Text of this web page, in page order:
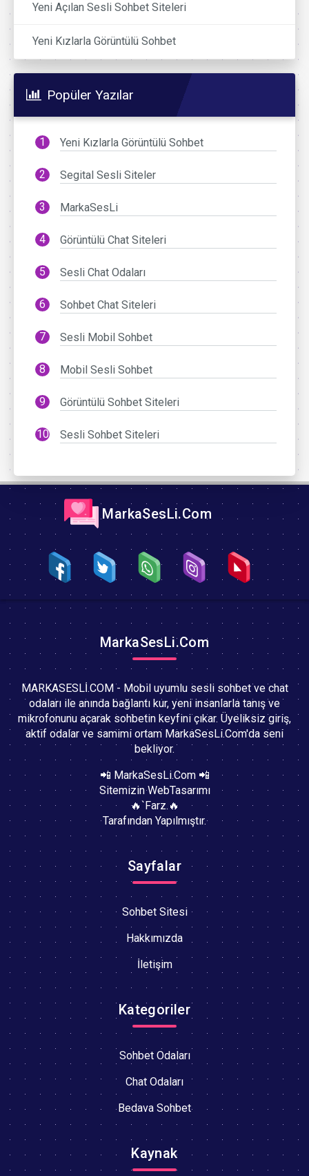
Yeni Açılan Sesli Sohbet Siteleri
Yeni Kızlarla Görüntülü Sohbet
Popüler Yazılar
Yeni Kızlarla Görüntülü Sohbet
Segital Sesli Siteler
MarkaSesLi
Görüntülü Chat Siteleri
Sesli Chat Odaları
Sohbet Chat Siteleri
Sesli Mobil Sohbet
Mobil Sesli Sohbet
Görüntülü Sohbet Siteleri
Sesli Sohbet Siteleri
MarkaSesLi.Com
MarkaSesLi.Com
MARKASESLİ.COM - Mobil uyumlu sesli sohbet ve chat
odaları ile anında bağlantı kur, yeni insanlarla tanış ve
mikrofonunu açarak sohbetin keyfini çıkar. Üyeliksiz giriş,
aktif odalar ve samimi ortam MarkaSesLi.Com'da seni
bekliyor.
📲 MarkaSesLi.Com 📲
Sitemizin WebTasarımı
🔥`Farz.🔥
Tarafından Yapılmıştır.
Sayfalar
Sohbet Sitesi
Hakkımızda
İletişim
Kategoriler
Sohbet Odaları
Chat Odaları
Bedava Sohbet
Kaynak